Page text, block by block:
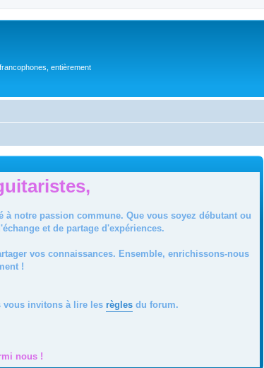
entièrement
notre passion commune. Que vous soyez débutant ou
et de partage d'expériences.
vos connaissances. Ensemble, enrichissons-nous
!
vous invitons à lire les règles du forum.
nous !